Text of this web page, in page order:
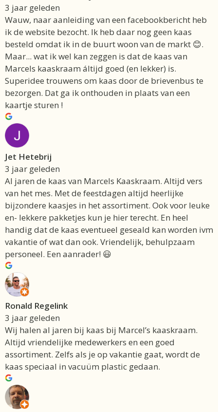
3 jaar geleden
Wauw, naar aanleiding van een facebookbericht heb
ik de website bezocht. Ik heb daar nog geen kaas
besteld omdat ik in de buurt woon van de markt 😊.
Maar... wat ik wel kan zeggen is dat de kaas van
Marcels kaaskraam áltijd goed (en lekker) is.
Superidee trouwens om kaas door de brievenbus te
bezorgen. Dat ga ik onthouden in plaats van een
kaartje sturen !
Jet Hetebrij
3 jaar geleden
Al jaren de kaas van Marcels Kaaskraam. Altijd vers
van het mes. Met de feestdagen altijd heerlijke
bijzondere kaasjes in het assortiment. Ook voor leuke
en- lekkere pakketjes kun je hier terecht. En heel
handig dat de kaas eventueel geseald kan worden ivm
vakantie of wat dan ook. Vriendelijk, behulpzaam
personeel. Een aanrader! 😃
Ronald Regelink
3 jaar geleden
Wij halen al jaren bij kaas bij Marcel’s kaaskraam.
Altijd vriendelijke medewerkers en een goed
assortiment. Zelfs als je op vakantie gaat, wordt de
kaas speciaal in vacuüm plastic gedaan.